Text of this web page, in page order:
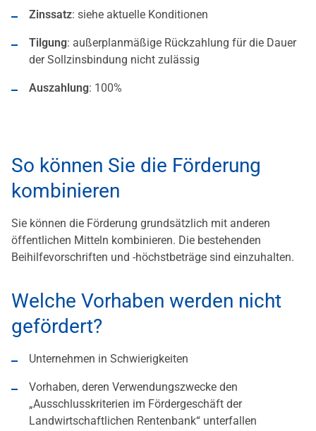
Zinssatz: siehe aktuelle Konditionen
Tilgung: außerplanmäßige Rückzahlung für die Dauer
der Sollzinsbindung nicht zulässig
Auszahlung: 100%
So können Sie die Förderung
kombinieren
Sie können die Förderung grundsätzlich mit anderen
öffentlichen Mitteln kombinieren. Die bestehenden
Beihilfevorschriften und -höchstbeträge sind einzuhalten.
Welche Vorhaben werden nicht
gefördert?
Unternehmen in Schwierigkeiten
Vorhaben, deren Verwendungszwecke den
„Ausschlusskriterien im Fördergeschäft der
Landwirtschaftlichen Rentenbank“ unterfallen